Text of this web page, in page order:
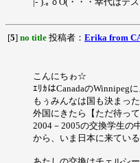
[5] no title 投稿者： Erika from
こんにちゎ☆
ｴﾘｶはCanadaのWinnipeg
もぅみんなは国も決まっ
外国にきたら【ただ待っ
2004－2005の交換学生の
から、いま日本に来てい